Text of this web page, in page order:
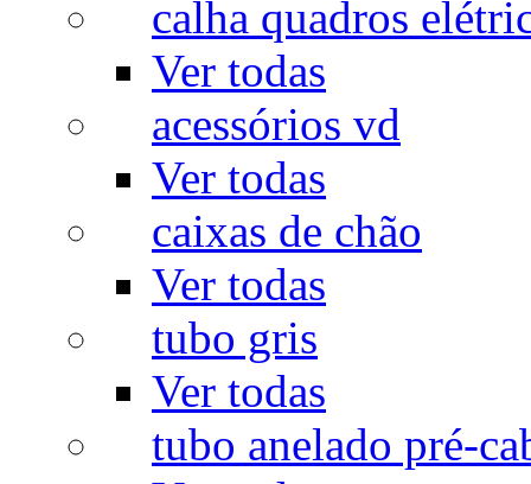
calha quadros
Ver todas
acessórios vd
Ver todas
caixas de chão
Ver todas
tubo gris
Ver todas
tubo anelado pré-